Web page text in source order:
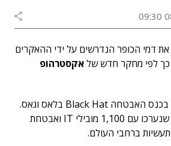
את דמי הכופר הנדרשים על ידי ההאקרים
כך לפי מחקר חדש שלאקסטרהופ
המחקר פורסם השבוע בכנס האבטחה Black Hat בלאס וגאס.
הוא התבסס על שיחות שנערכו עם 1,100 מובילי IT ואבטחת
תעשיות ברחבי העולם.